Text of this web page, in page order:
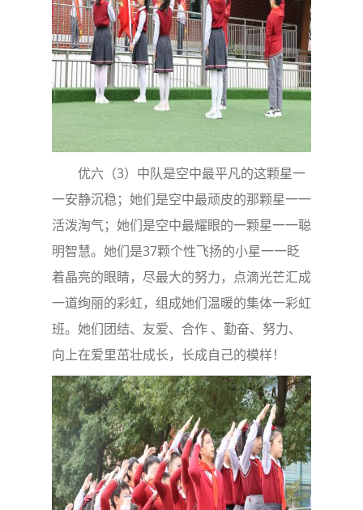
优六（3）中队是空中最平凡的这颗星一
一安静沉稳；她们是空中最顽皮的那颗星一一
活泼淘气；她们是空中最耀眼的一颗星一一聪
明智慧。她们是37颗个性飞扬的小星一一眨
着晶亮的眼睛，尽最大的努力，点滴光芒汇成
一道绚丽的彩虹，组成她们温暖的集体一彩虹
班。她们团结、友爱、合作 、勤奋、努力、
向上在爱里茁壮成长，长成自己的模样！